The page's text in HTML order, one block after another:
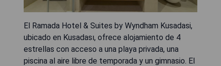
El Ramada Hotel & Suites by Wyndham Kusadasi,
ubicado en Kusadası, ofrece alojamiento de 4
estrellas con acceso a una playa privada, una
piscina al aire libre de temporada y un gimnasio. El